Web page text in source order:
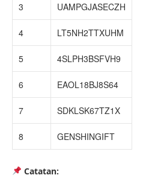
3 UAMPGJASECZH
4 LT5NH2TTXUHM
5 4SLPH3BSFVH9
6 EAOL18BJ8S64
7 SDKLSK67TZ1X
8 GENSHINGIFT
Catatan: